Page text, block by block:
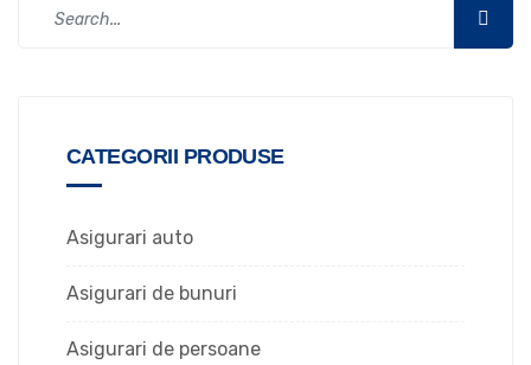
CATEGORII PRODUSE
Asigurari auto
Asigurari de bunuri
Asigurari de persoane